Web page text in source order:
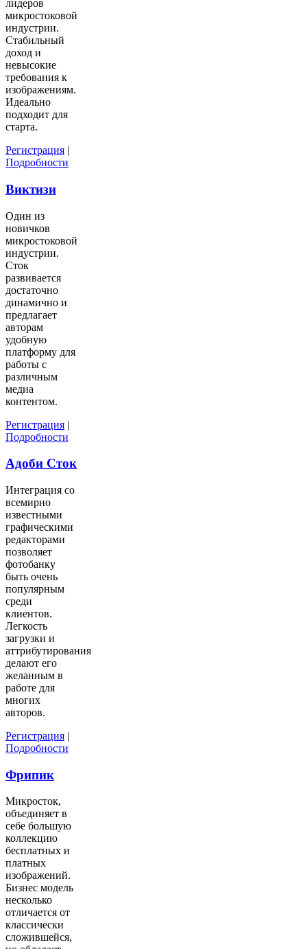
лидеров
микростоковой
индустрии.
Стабильный
доход и
невысокие
требования к
изображениям.
Идеально
подходит для
старта.
Регистрация |
Подробности
Виктизи
Один из
новичков
микростоковой
индустрии.
Сток
развивается
достаточно
динамично и
предлагает
авторам
удобную
платформу для
работы с
различным
медиа
контентом.
Регистрация |
Подробности
Адоби Сток
Интеграция со
всемирно
известными
графическими
редакторами
позволяет
фотобанку
быть очень
популярным
среди
клиентов.
Легкость
загрузки и
аттрибутирования
делают его
желанным в
работе для
многих
авторов.
Регистрация |
Подробности
Фрипик
Микросток,
объединяет в
себе большую
коллекцию
бесплатных и
платных
изображений.
Бизнес модель
несколько
отличается от
классически
сложившейся,